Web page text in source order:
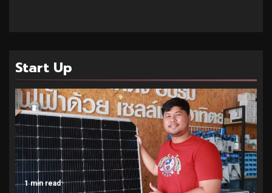
Start Up
1 min read